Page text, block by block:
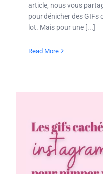
article, nous vous
pour dénicher des GIFs
lot. Mais pour une [...]
Read More